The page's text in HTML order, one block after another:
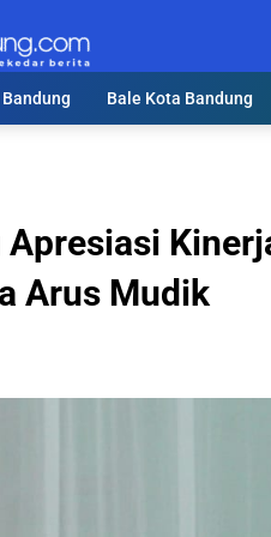
Bale Kota Bandung
Arus Mudik